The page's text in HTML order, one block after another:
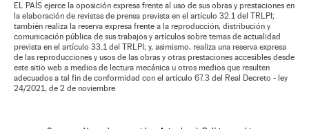
EL PAÍS ejerce la oposición expresa frente al uso de sus obras y prestaciones en
la elaboración de revistas de prensa prevista en el artículo 32.1 del TRLPI;
también realiza la reserva expresa frente a la reproducción, distribución y
comunicación pública de sus trabajos y artículos sobre temas de actualidad
prevista en el artículo 33.1 del TRLPI; y, asimismo, realiza una reserva expresa
de las reproducciones y usos de las obras y otras prestaciones accesibles desde
este sitio web a medios de lectura mecánica u otros medios que resulten
adecuados a tal fin de conformidad con el artículo 67.3 del Real Decreto - ley
24/2021, de 2 de noviembre